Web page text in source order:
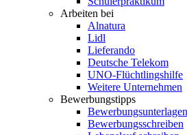
Arbeiten bei
Alnatura
Lidl
Lieferando
Deutsche Telekom
UNO-Flüchtlingshilfe
Weitere Unternehmen
Bewerbungstipps
Bewerbungsunterlagen
Bewerbungsschreiben